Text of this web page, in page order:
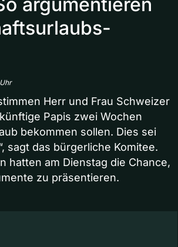
Herr und Frau Schweizer
Papis zwei Wochen
bekommen sollen. Dies sei
sagt das bürgerliche Komitee.
hatten am Dienstag die Chance,
zu präsentieren.